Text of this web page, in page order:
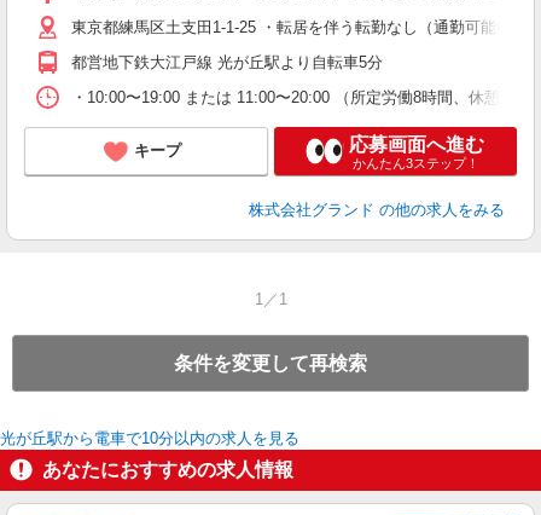
東京都練馬区土支田1-1-25 ・転居を伴う転勤なし（通勤可能範
都営地下鉄大江戸線 光が丘駅より自転車5分
・10:00〜19:00 または 11:00〜20:00 （所定労働8時間、休憩1
キープ 応募画面へ進む
かんたん3ステップ！
株式会社グランド の他の求人をみる
1／1
条件を変更して再検索
光が丘駅から電車で10分以内の求人を見る
あなたにおすすめの求人情報